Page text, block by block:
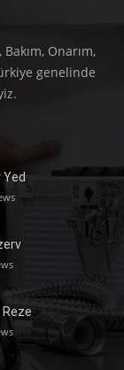
Onarım,
genelinde